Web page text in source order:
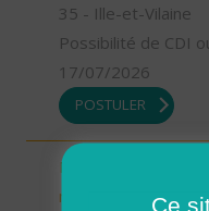
35 - Ille-et-Vilaine
Possibilité de CDI
17/07/2026
POSTULER
Infirmier.e
mission santé (H/F)
Ce